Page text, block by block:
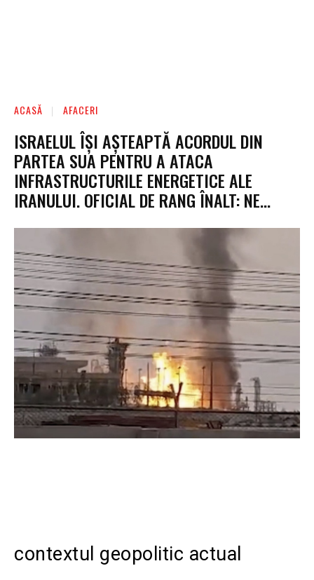
ACASĂ AFACERI
ISRAELUL ÎȘI AȘTEAPTĂ ACORDUL DIN
PARTEA SUA PENTRU A ATACA
INFRASTRUCTURILE ENERGETICE ALE
IRANULUI. OFICIAL DE RANG ÎNALT: NE…
contextul geopolitic actual